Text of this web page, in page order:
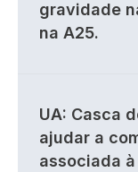
gravidade
na A25.
UA: Casca
ajudar a
associada à